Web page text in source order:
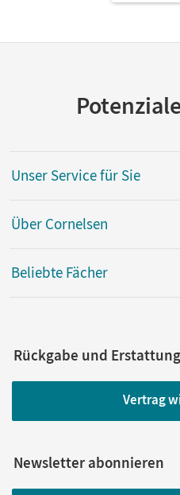
Unser Service für Sie
Über Cornelsen
Beliebte Fächer
Rückgabe und Erstattung
Vertrag
Newsletter abonnieren